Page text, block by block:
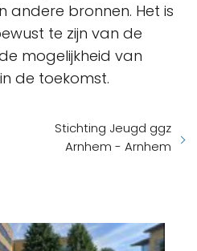
andere bronnen. Het is
te zijn van de
mogelijkheid van
de toekomst.
Stichting Jeugd ggz
Arnhem - Arnhem